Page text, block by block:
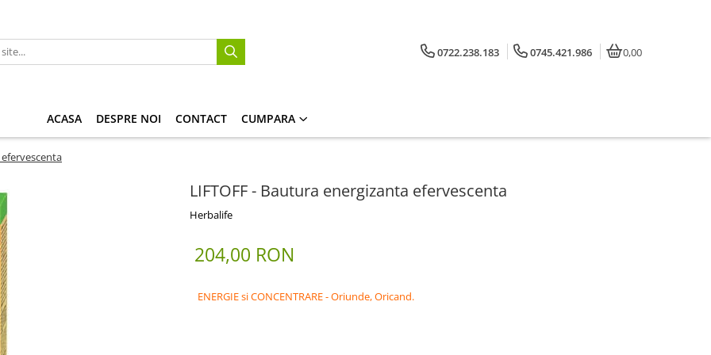
0722.238.183 0745.421.986 0,00
ACASA DESPRE NOI CONTACT CUMPARA
LIFTOFF - Bautura energizanta efervescenta
Herbalife
204,00 RON
ENERGIE si CONCENTRARE - Oriunde, Oricand.